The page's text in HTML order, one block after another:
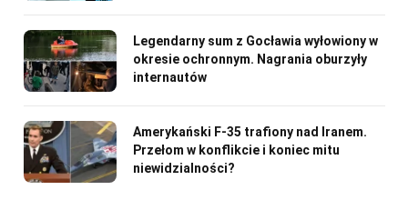
Legendarny sum z Gocławia wyłowiony w
okresie ochronnym. Nagrania oburzyły
internautów
Amerykański F-35 trafiony nad Iranem.
Przełom w konflikcie i koniec mitu
niewidzialności?